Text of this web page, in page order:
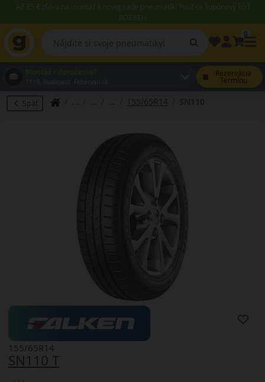
Až 35 € zľava na montáž k novej sade pneumatík! Použite kupónový kód
ROZBEH
Rezervácia
Termínu
Späť 155/65R14
SN110 T
155/65R14